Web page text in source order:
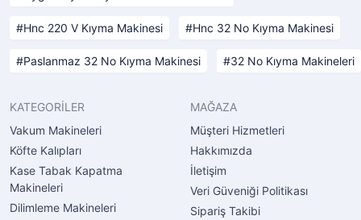
Hnc 220 V Kıyma Makinesi Hnc 32 No Kıyma Makinesi
Paslanmaz 32 No Kıyma Makinesi 32 No Kıyma Makineleri
KATEGORİLER
Vakum Makineleri
Köfte Kalıpları
Kase Tabak Kapatma
Makineleri
Dilimleme Makineleri
MAĞAZA
Müşteri Hizmetleri
Hakkımızda
İletişim
Veri Güveniği Politikası
Sipariş Takibi